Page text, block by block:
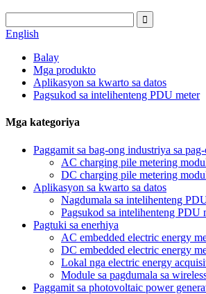
English
Balay
Mga produkto
Aplikasyon sa kwarto sa datos
Pagsukod sa intelihenteng PDU meter
Mga kategoriya
Paggamit sa bag-ong industriya sa
AC charging pile metering
DC charging pile metering
Aplikasyon sa kwarto sa datos
Nagdumala sa intelihenteng
Pagsukod sa intelihenteng PDU
Pagtuki sa enerhiya
AC embedded electric energy
DC embedded electric energy
Lokal nga electric energy
Module sa pagdumala sa
Paggamit sa photovoltaic power